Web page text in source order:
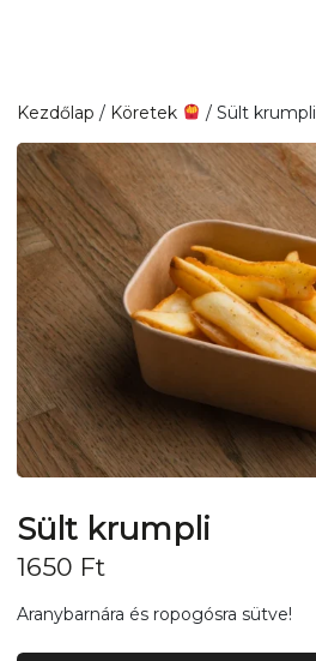
Kezdőlap / Köretek / Sült krumpli
Sült krumpli
1650 Ft
Aranybarnára és ropogósra sütve!